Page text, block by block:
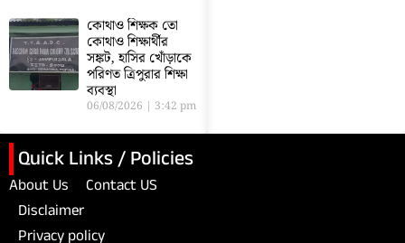
কোথাও শিক্ষক তো
কোথাও শিক্ষার্থীর
সঙ্কট, হাসির খোঁড়াকে
পরিণত ত্রিপুরার শিক্ষা
ব্যবস্থা
06/08/2026 3:42 pm
Quick Links / Policies
About Us
Contact US
Disclaimer
Privacy policy